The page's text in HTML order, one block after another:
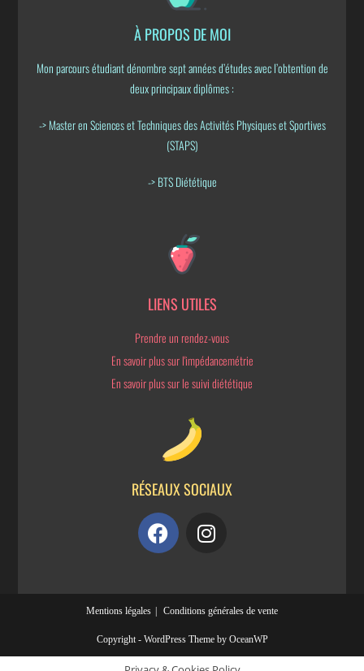
À PROPOS DE MOI
Mon parcours étudiant dénombre sept années d’études avec l’obtention de
deux principaux diplômes :
-> Master en Sciences et Techniques des Activités Physiques et Sportives
(STAPS)
-> BTS Diététique
LIENS UTILES
Prendre un rendez-vous
En savoir plus sur l'impédancemétrie
En savoir plus sur le suivi diététique
RÉSEAUX SOCIAUX
Mentions légales Conditions générales de vente
Copyright - WordPress Theme by OceanWP